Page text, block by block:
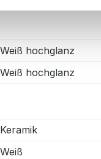
Weiß hochglanz
Weiß hochglanz
Keramik
Weiß